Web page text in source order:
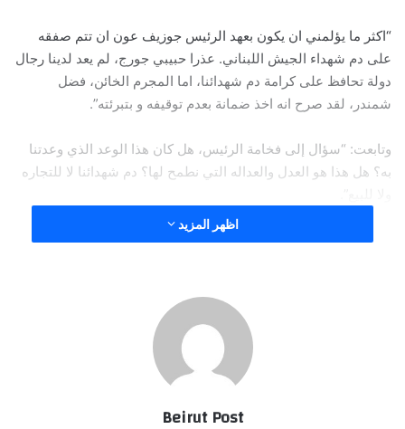
“اكثر ما يؤلمني ان يكون بعهد الرئيس جوزيف عون ان تتم صفقه
على دم شهداء الجيش اللبناني. عذرا حبيبي جورج، لم يعد لدينا رجال
دولة تحافظ على كرامة دم شهدائنا، اما المجرم الخائن، فضل
شمندر، لقد صرح انه اخذ ضمانة بعدم توقيفه و بتبرئته”.
وتابعت: “سؤال إلى فخامة الرئيس، هل كان هذا الوعد الذي وعدتنا
به؟ هل هذا هو العدل والعداله التي نطمح لها؟ دم شهدائنا لا للتجاره
وقالت: “أتوجه إلى عناصر الجيش الباسل ان لا يضحي بنفسه كرمال
وختمت: “الف تحيه لروحك حبيبي جورج لن ننسى بطولاتك ووفائك
للمؤسسه العسكريه. بؤس هذا الزمن الذي يكرم فيه المجرم ويحاكم
الابطال. ضيعان الشباب وضيعان لبنان يكون بأيادي تجار
وخائنين.العداله عند الله المجد والخلود للشهداء الأبطال”.
فتحية لروح جورج وكل رفاقه، من قبله، معه، وبعده …. هي قصة
اظهر المزيد
Beirut Post